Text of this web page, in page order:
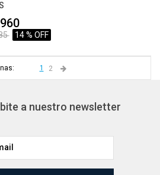
14 % OFF
1 2
a nuestro newsletter